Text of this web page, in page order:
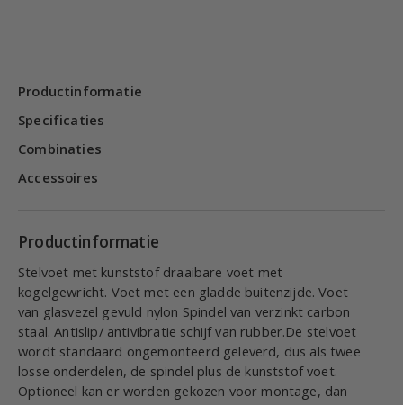
Productinformatie
Specificaties
Combinaties
Accessoires
Productinformatie
Stelvoet met kunststof draaibare voet met
kogelgewricht. Voet met een gladde buitenzijde. Voet
van glasvezel gevuld nylon Spindel van verzinkt carbon
staal. Antislip/ antivibratie schijf van rubber.De stelvoet
wordt standaard ongemonteerd geleverd, dus als twee
losse onderdelen, de spindel plus de kunststof voet.
Optioneel kan er worden gekozen voor montage, dan